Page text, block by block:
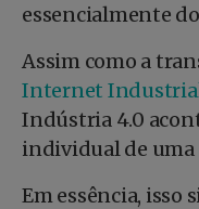
essencialmente
Assim como a
Internet Industrial
Indústria 4.0
individual de uma
Em essência,